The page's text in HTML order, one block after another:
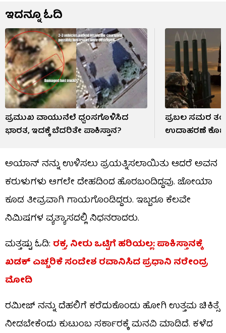
ಇದನ್ನೂ ಓದಿ
ಪ್ರಮುಖ ವಾಯುನೆಲೆ ಧ್ವಂಸಗೊಳಿಸಿದ
ಭಾರತ, ಇದಕ್ಕೆ ಬೆದರಿತೇ ಪಾಕಿಸ್ತಾನ?
ಪ್ರಬಲ ಸಮರ
ಉದಾಹರಣೆ
ಅಯಾನ್ ನನ್ನು ಉಳಿಸಲು ಪ್ರಯತ್ನಿಸಲಾಯಿತು ಆದರೆ ಅವನ
ಕರುಳುಗಳು ಆಗಲೇ ದೇಹದಿಂದ ಹೊರಬಂದಿದ್ದವು. ಜೋಯಾ
ಕೂಡ ತೀವ್ರವಾಗಿ ಗಾಯಗೊಂಡಿದ್ದರು. ಇಬ್ಬರೂ ಕೆಲವೇ
ನಿಮಿಷಗಳ ವ್ಯತ್ಯಾಸದಲ್ಲಿ ನಿಧನರಾದರು.
ಮತ್ತಷ್ಟು ಓದಿ:ರಕ್ತ, ನೀರು ಒಟ್ಟಿಗೆ ಹರಿಯಲ್ಲ: ಪಾಕಿಸ್ತಾನಕ್ಕೆ
ಖಡಕ್ ಎಚ್ಚರಿಕೆ ಸಂದೇಶ ರವಾನಿಸಿದ ಪ್ರಧಾನಿ ನರೇಂದ್ರ
ಮೋದಿ
ರಮೀಜ್ ನನ್ನು ದೆಹಲಿಗೆ ಕರೆದುಕೊಂಡು ಹೋಗಿ ಉತ್ತಮ ಚಿಕಿತ್ಸೆ
ನೀಡಬೇಕೆಂದು ಕುಟುಂಬ ಸರ್ಕಾರಕ್ಕೆ ಮನವಿ ಮಾಡಿದೆ. ಕಳೆದ